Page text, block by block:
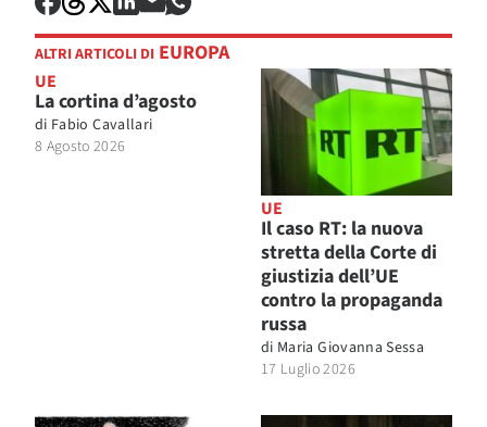
ALTRI ARTICOLI DI EUROPA
UE
La cortina d’agosto
di Fabio Cavallari
8 Agosto 2026
UE
Il caso RT: la nuova
stretta della Corte di
giustizia dell’UE
contro la propaganda
russa
di Maria Giovanna Sessa
17 Luglio 2026